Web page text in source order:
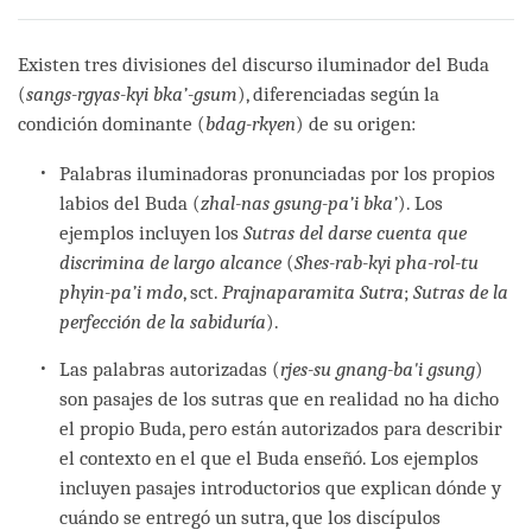
on
facebook
Existen tres divisiones del discurso iluminador del Buda
(sangs-rgyas-kyi bka’-gsum), diferenciadas según la
condición dominante (bdag-rkyen) de su origen:
Palabras iluminadoras pronunciadas por los propios
labios del Buda (zhal-nas gsung-pa’i bka’). Los
ejemplos incluyen losSutras del darse cuenta que
discrimina de largo alcance (Shes-rab-kyi pha-rol-tu
phyin-pa’i mdo, sct. Prajnaparamita Sutra;Sutras de la
perfección de la sabiduría).
Las palabras autorizadas (rjes-su gnang-ba'i gsung)
son pasajes de los sutras que en realidad no ha dicho
el propio Buda, pero están autorizados para describir
el contexto en el que el Buda enseñó. Los ejemplos
incluyen pasajes introductorios que explican dónde y
cuándo se entregó un sutra, que los discípulos